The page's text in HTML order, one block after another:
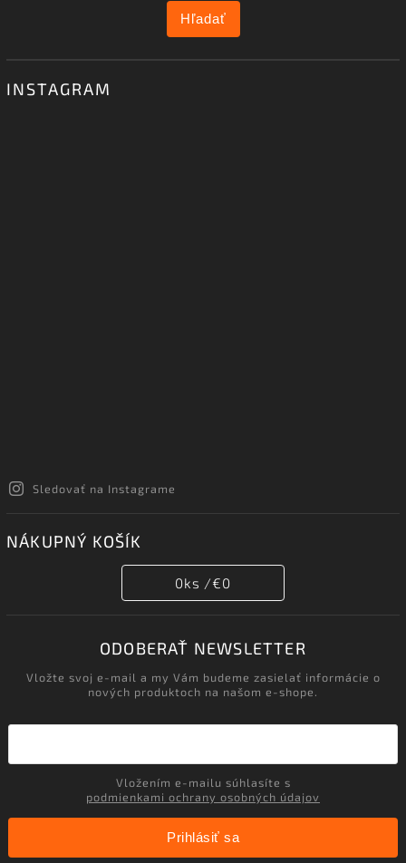
Hľadať
INSTAGRAM
Sledovať na Instagrame
NÁKUPNÝ KOŠÍK
0ks /€0
ODOBERAŤ NEWSLETTER
Vložte svoj e-mail a my Vám budeme zasielať informácie o
nových produktoch na našom e-shope.
podmienkami ochrany osobných údajov
Prihlásiť sa